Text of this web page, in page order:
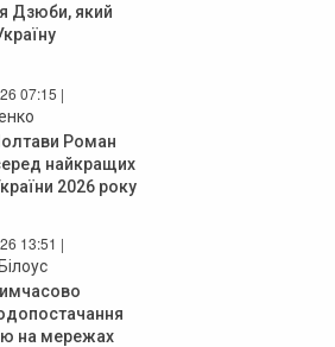
Дзюби, який
07:15 |
Роман
найкращих
2026 року
13:51 |
на мережах